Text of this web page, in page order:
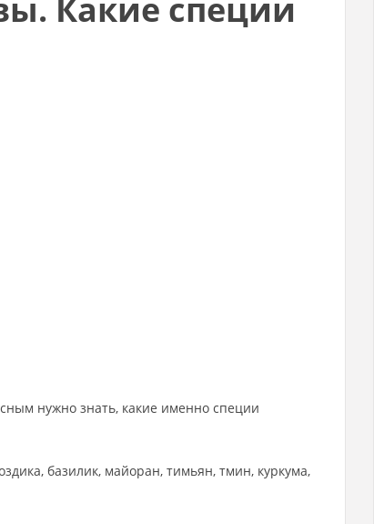
Какие специи
нужно знать, какие именно специи
базилик, майоран, тимьян, тмин, куркума,